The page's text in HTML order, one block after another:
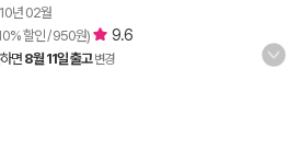
년 02월
할인 / 950원) 9.6
면8월 11일 출고 변경